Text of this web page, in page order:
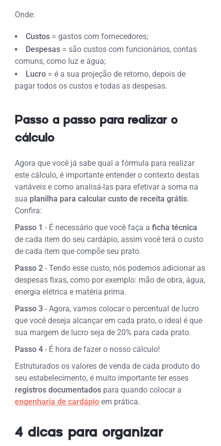
Onde:
Custos = gastos com fornecedores;
Despesas = são custos com funcionários, contas
comuns, como luz e água;
Lucro = é a sua projeção de retorno, depois de
pagar todos os custos e todas as despesas.
Passo a passo para realizar o
cálculo
Agora que você já sabe qual a fórmula para realizar
este cálculo, é importante entender o contexto destas
variáveis e como analisá-las para efetivar a soma na
sua planilha para calcular custo de receita grátis.
Confira:
Passo 1 - É necessário que você faça aficha técnica
de cada item do seu cardápio, assim você terá o custo
de cada item que compõe seu prato.
Passo 2 - Tendo esse custo, nós podemos adicionar as
despesas fixas, como por exemplo: mão de obra, água,
energia elétrica e matéria prima.
Passo 3 - Agora,vamos colocar o percentual de lucro
que você deseja alcançar em cada prato, o ideal é que
sua margem de lucro seja de 20% para cada prato.
Passo 4 - É hora de fazer o nosso cálculo!
Estruturados os valores de venda de cada produto do
seu estabelecimento, é muito importante ter esses
registros documentados para quando colocar a
engenharia de cardápio em prática.
4 dicas para organizar